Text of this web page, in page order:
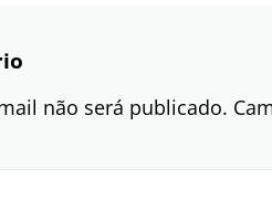
não será publicado.